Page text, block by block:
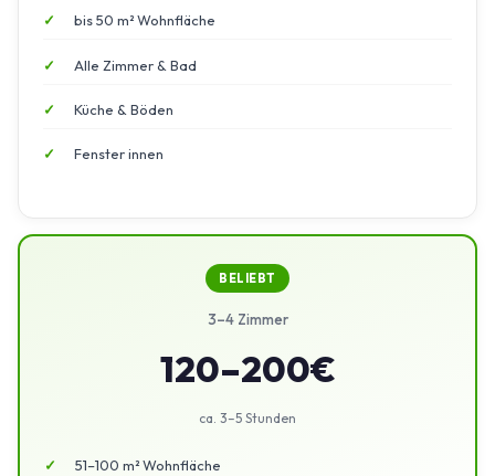
bis 50 m² Wohnfläche
Alle Zimmer & Bad
Küche & Böden
Fenster innen
BELIEBT
3–4 Zimmer
120–200€
ca. 3–5 Stunden
51–100 m² Wohnfläche